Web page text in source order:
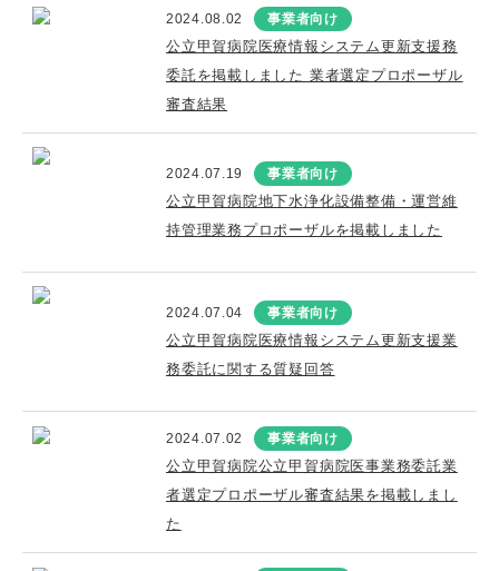
2024.08.02 事業者向け
公立甲賀病院医療情報システム更新支援務
委託を掲載しました 業者選定プロポーザル
審査結果
2024.07.19 事業者向け
公立甲賀病院地下水浄化設備整備・運営維
持管理業務プロポーザルを掲載しました
2024.07.04 事業者向け
公立甲賀病院医療情報システム更新支援業
務委託に関する質疑回答
2024.07.02 事業者向け
公立甲賀病院公立甲賀病院医事業務委託業
者選定プロポーザル審査結果を掲載しまし
た